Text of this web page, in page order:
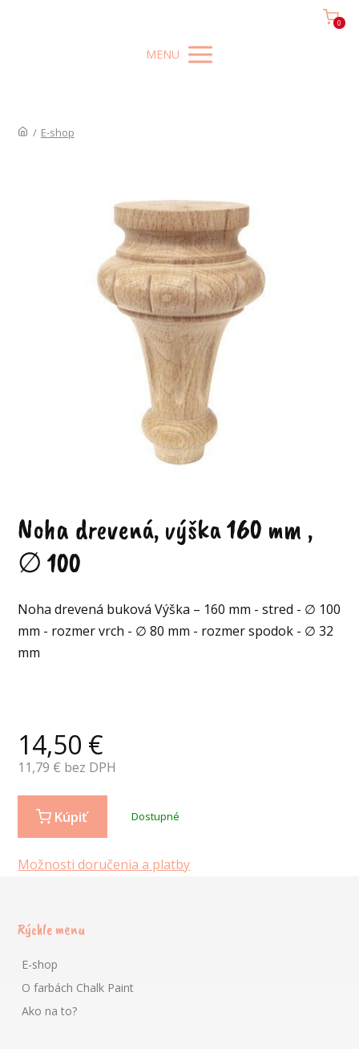
0
MENU
/ E-shop
Noha drevená, výška 160 mm ,
∅ 100
Noha drevená buková Výška – 160 mm - stred - ∅ 100
mm - rozmer vrch - ∅ 80 mm - rozmer spodok - ∅ 32
mm
14,50 €
11,79 € bez DPH
Kúpiť Dostupné
Možnosti doručenia a platby
Rýchle menu
E-shop
O farbách Chalk Paint
Ako na to?